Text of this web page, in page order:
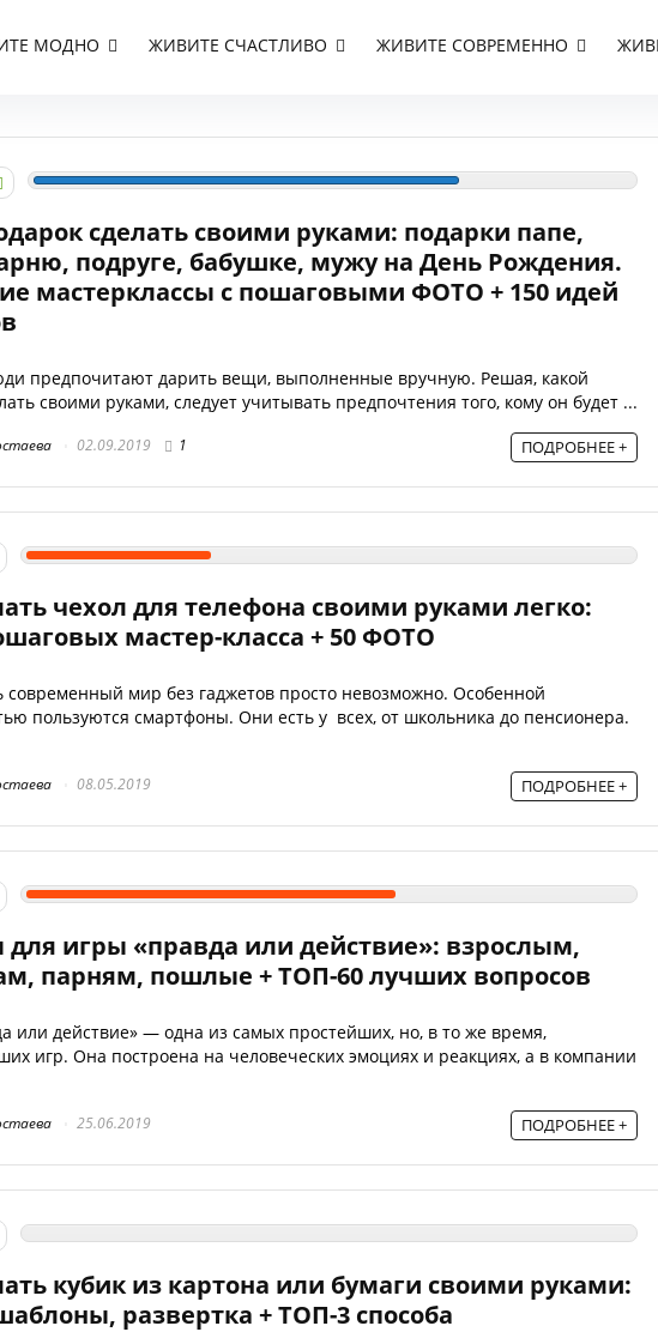
МОДНО ЖИВИТЕ СЧАСТЛИВО ЖИВИТЕ СОВРЕМЕННО
сделать своими руками: подарки папе,
подруге, бабушке, мужу на День Рождения.
мастерклассы с пошаговыми ФОТО + 150 идей
предпочитают дарить вещи, выполненные вручную. Решая, какой
своими руками, следует учитывать предпочтения того, кому он будет ...
02.09.2019 1 ПОДРОБНЕЕ +
чехол для телефона своими руками легко:
мастер-класса + 50 ФОТО
современный мир без гаджетов просто невозможно. Особенной
пользуются смартфоны. Они есть у всех, от школьника до пенсионера.
08.05.2019 ПОДРОБНЕЕ +
для игры «правда или действие»: взрослым,
парням, пошлые + ТОП-60 лучших вопросов
или действие» — одна из самых простейших, но, в то же время,
игр. Она построена на человеческих эмоциях и реакциях, а в компании
25.06.2019 ПОДРОБНЕЕ +
кубик из картона или бумаги своими руками:
развертка + ТОП-3 способа